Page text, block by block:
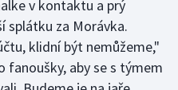
v kontaktu a prý
splátku za Morávka.
klidní být nemůžeme,"
fanoušky, aby se s týmem